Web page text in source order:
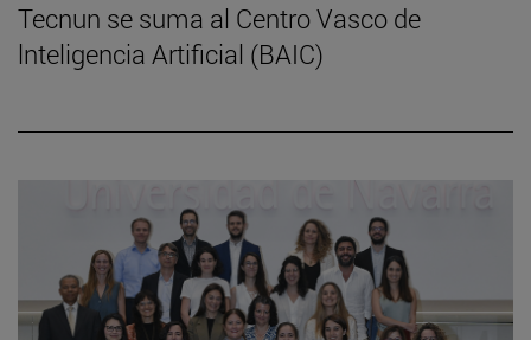
Tecnun se suma al Centro Vasco de
lnteligencia Artificial (BAIC)